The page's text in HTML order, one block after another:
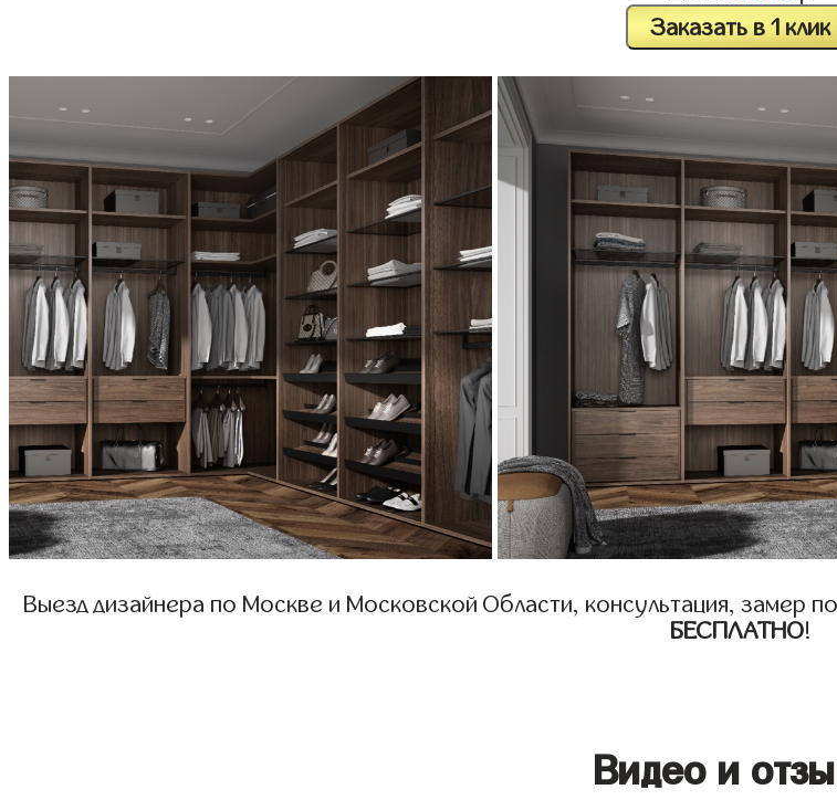
Заказать в 1 клик
Выезд дизайнера по Москве и Московской Области, консультация, замер
БЕСПЛАТНО!
Видео и